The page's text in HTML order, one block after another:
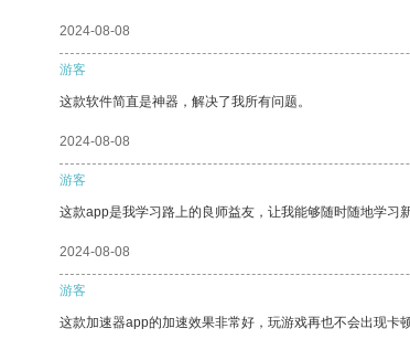
2024-08-08
游客
这款软件简直是神器，解决了我所有问题。
2024-08-08
游客
这款app是我学习路上的良师益友，让我能够随时随地学习
2024-08-08
游客
这款加速器app的加速效果非常好，玩游戏再也不会出现卡